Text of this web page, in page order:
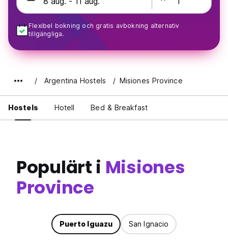
Flexibel bokning och gratis avbokning alternativ
tillgängliga.
Argentina Hostels Misiones Province
Hostels Hotell Bed & Breakfast
Populärt i Misiones
Province
Puerto Iguazu San Ignacio